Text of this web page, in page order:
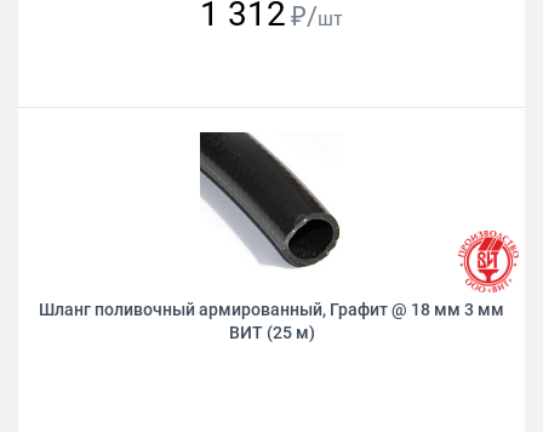
1 312 ₽/шт
Шланг поливочный армированный, Графит @ 18 мм 3 мм
ВИТ (25 м)